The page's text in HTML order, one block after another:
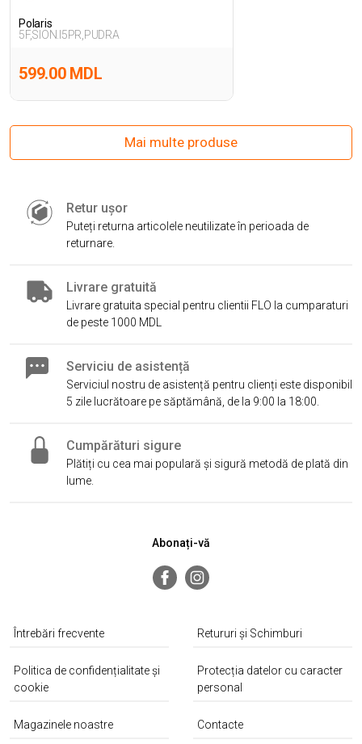
Polaris
5F,SION.I5PR,PUDRA
599.00 MDL
Mai multe produse
Întrebări frecvente Retururi și Schimburi
Politica de confidențialitate și
cookie
Protecția datelor cu caracter
personal
Magazinele noastre Contacte
Abonați-vă
Retur ușor
Puteți returna articolele neutilizate în perioada de
returnare.
Livrare gratuită
Livrare gratuita special pentru clientii FLO la cumparaturi
de peste 1000 MDL
Serviciu de asistență
Serviciul nostru de asistență pentru clienți este disponibil
5 zile lucrătoare pe săptămână, de la 9:00 la 18:00.
Cumpărături sigure
Plătiți cu cea mai populară și sigură metodă de plată din
lume.